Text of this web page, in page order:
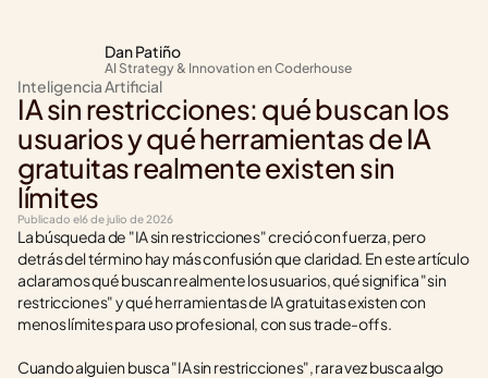
Dan Patiño
AI Strategy & Innovation en Coderhouse
Inteligencia Artificial
IA sin restricciones: qué buscan los
usuarios y qué herramientas de IA
gratuitas realmente existen sin
límites
Publicado el6 de julio de 2026
La búsqueda de "IA sin restricciones" creció con fuerza, pero
detrás del término hay más confusión que claridad. En este artículo
aclaramos qué buscan realmente los usuarios, qué significa "sin
restricciones" y qué herramientas de IA gratuitas existen con
menos límites para uso profesional, con sus trade-offs.
Cuando alguien busca "IA sin restricciones", rara vez busca algo